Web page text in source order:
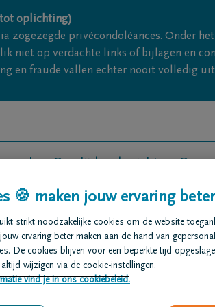
oplichting)
zogezegde privécondoléances. Onder
niet op verdachte links of bijlagen en
en fraude vallen echter nooit volledig
Overlijdensberichten Ons
begraven worden?
🍪 maken jouw ervaring beter
strikt noodzakelijke cookies om de website
ervaring beter maken aan de hand van
De cookies blijven voor een beperkte tijd
wijzigen via de cookie-instellingen.
vind je in ons cookiebeleid.